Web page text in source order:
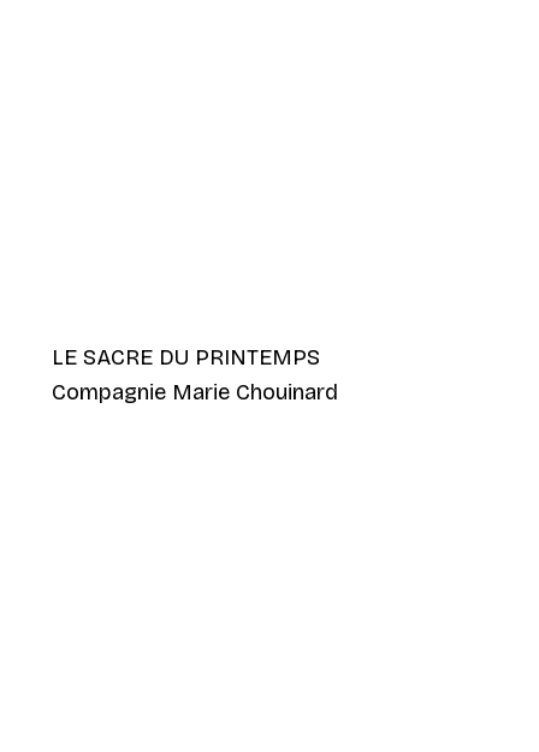
LE SACRE DU PRINTEMPS
Compagnie Marie Chouinard